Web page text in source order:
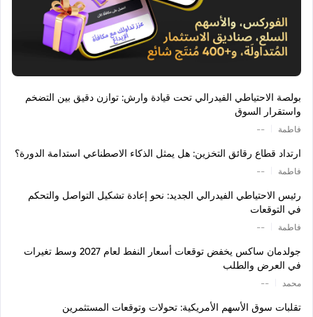
بولصة الاحتياطي الفيدرالي تحت قيادة وارش: توازن دقيق بين التضخم
واستقرار السوق
فاطمة --
ارتداد قطاع رقائق التخزين: هل يمثل الذكاء الاصطناعي استدامة الدورة؟
فاطمة --
رئيس الاحتياطي الفيدرالي الجديد: نحو إعادة تشكيل التواصل والتحكم
في التوقعات
فاطمة --
جولدمان ساكس يخفض توقعات أسعار النفط لعام 2027 وسط تغيرات
في العرض والطلب
محمد --
تقلبات سوق الأسهم الأمريكية: تحولات وتوقعات المستثمرين